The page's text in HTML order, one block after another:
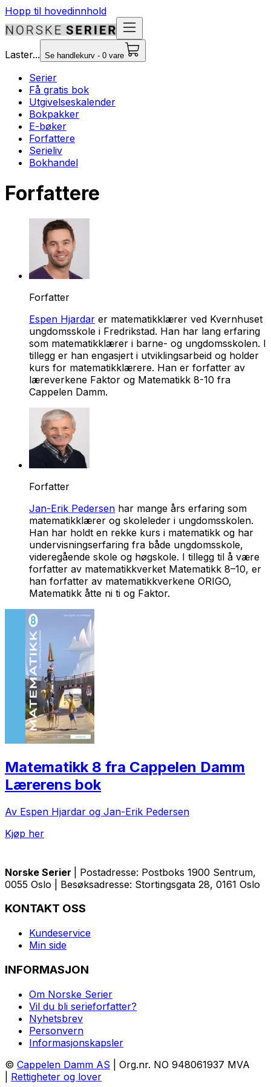
Hopp til hovedinnhold
Laster... Se handlekurv - 0 vare
Serier
Få gratis bok
Utgivelseskalender
Bokpakker
E-bøker
Forfattere
Serieliv
Bokhandel
Forfattere
Forfatter
Espen Hjardar er matematikklærer ved Kvernhuset
ungdomsskole i Fredrikstad. Han har lang erfaring
som matematikklærer i barne- og ungdomsskolen. I
tillegg er han engasjert i utviklingsarbeid og holder
kurs for matematikklærere. Han er forfatter av
læreverkene Faktor og Matematikk 8-10 fra
Cappelen Damm.
Forfatter
Jan-Erik Pedersen har mange års erfaring som
matematikklærer og skoleleder i ungdomsskolen.
Han har holdt en rekke kurs i matematikk og har
undervisningserfaring fra både ungdomsskole,
videregående skole og høgskole. I tillegg til å være
forfatter av matematikkverket Matematikk 8–10, er
han forfatter av matematikkverkene ORIGO,
Matematikk åtte ni ti og Faktor.
Matematikk 8 fra Cappelen Damm
Lærerens bok
Av Espen Hjardar og Jan-Erik Pedersen
Kjøp her
Norske Serier
| Postadresse: Postboks 1900 Sentrum,
0055 Oslo | Besøksadresse: Stortingsgata 28, 0161 Oslo
KONTAKT OSS
Kundeservice
Min side
INFORMASJON
Om Norske Serier
Vil du bli serieforfatter?
Nyhetsbrev
Personvern
Informasjonskapsler
© Cappelen Damm AS | Org.nr. NO 948061937 MVA
Rettigheter og lover